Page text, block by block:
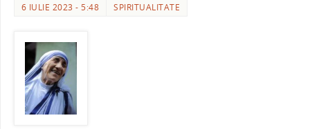
6 IULIE 2023 - 5:48 SPIRITUALITATE